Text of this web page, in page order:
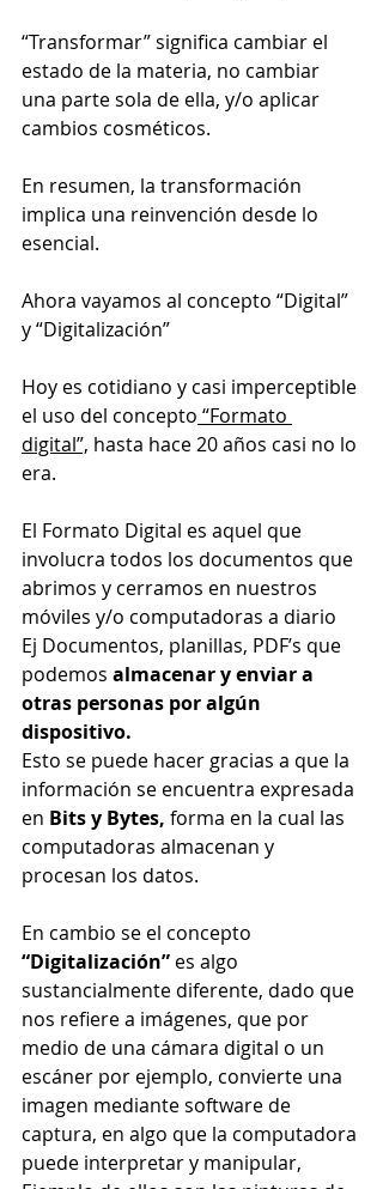
“Transformar” significa cambiar el
estado de la materia, no cambiar
una parte sola de ella, y/o aplicar
cambios cosméticos.
En resumen, la transformación
implica una reinvención desde lo
esencial.
Ahora vayamos al concepto “Digital”
y “Digitalización”
Hoy es cotidiano y casi imperceptible
el uso del concepto “Formato
digital”, hasta hace 20 años casi no lo
era.
El Formato Digital es aquel que
involucra todos los documentos que
abrimos y cerramos en nuestros
móviles y/o computadoras a diario
Ej Documentos, planillas, PDF’s que
podemos almacenar y enviar a
otras personas por algún
dispositivo.
Esto se puede hacer gracias a que la
información se encuentra expresada
en Bits y Bytes, forma en la cual las
computadoras almacenan y
procesan los datos.
En cambio se el concepto
“Digitalización” es algo
sustancialmente diferente, dado que
nos refiere a imágenes, que por
medio de una cámara digital o un
escáner por ejemplo, convierte una
imagen mediante software de
captura, en algo que la computadora
puede interpretar y manipular,